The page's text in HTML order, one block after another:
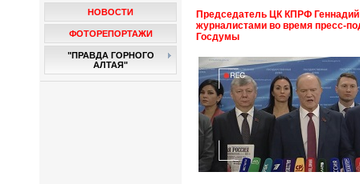
НОВОСТИ
ФОТОРЕПОРТАЖИ
"ПРАВДА ГОРНОГО
АЛТАЯ"
Председатель ЦК КПРФ
журналистами во время пресс-
Госдумы